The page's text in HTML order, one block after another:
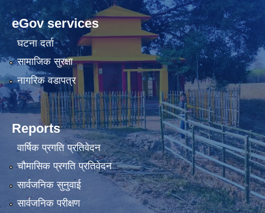
eGov services
घटना दर्ता
सामाजिक सुरक्षा
नागरिक वडापत्र
Reports
वार्षिक प्रगति प्रतिवेदन
चौमासिक प्रगति प्रतिवेदन
सार्वजनिक सुनुवाई
सार्वजनिक परीक्षण